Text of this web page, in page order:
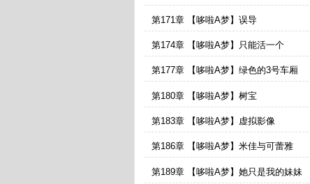
第171章 【哆啦A梦】误导
第174章 【哆啦A梦】只能活一个
第177章 【哆啦A梦】绿色的3号车厢
第180章 【哆啦A梦】树宝
第183章 【哆啦A梦】虚拟影像
第186章 【哆啦A梦】米佳与可蕾雅
第189章 【哆啦A梦】她只是我的妹妹